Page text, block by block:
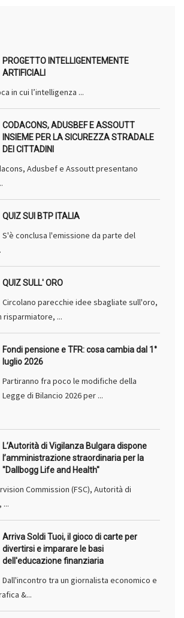
PROGETTO INTELLIGENTEMENTE
ARTIFICIALI
in cui l’intelligenza ...
CODACONS, ADUSBEF E ASSOUTT
INSIEME PER LA SICUREZZA STRADALE
DEI CITTADINI
Adusbef e Assoutt presentano
QUIZ SUI BTP ITALIA
S'è conclusa l'emissione da parte del
QUIZ SULL' ORO
Circolano parecchie idee sbagliate sull'oro,
risparmiatore, ...
Fondi pensione e TFR: cosa cambia dal 1°
luglio 2026
Partiranno fra poco le modifiche della
Legge di Bilancio 2026 per ...
L’Autorità di Vigilanza Bulgara dispone
l’amministrazione straordinaria per la
"Dallbogg Life and Health"
Commission (FSC), Autorità di
...
Arriva Soldi Tuoi, il gioco di carte per
divertirsi e imparare le basi
dell'educazione finanziaria
Dall'incontro tra un giornalista economico e
&...